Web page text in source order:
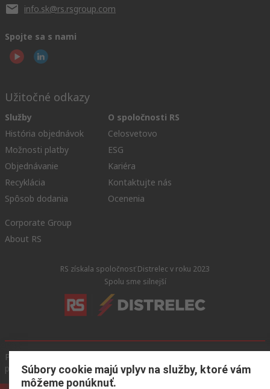
info.sk@rs.rsgroup.com
Spojte sa s nami
Užitočné odkazy
Služby
História objednávok
Možnosti platby
Objednávanie
Recyklácia
Spôsob dodania
O spoločnosti RS
Celosvetovo
ESG
Kariéra
Kontaktujte nás
Ocenenia
Corporate Group
About RS
RS získala spoločnosť Distrelec v roku 2023
Spolu sme silnejší
Podmienky našej webovej stránky
podmienky
Ochrana osobných údajov Súbory cookie
Súbory cookie majú vplyv na služby, ktoré vám
môžeme ponúknuť.